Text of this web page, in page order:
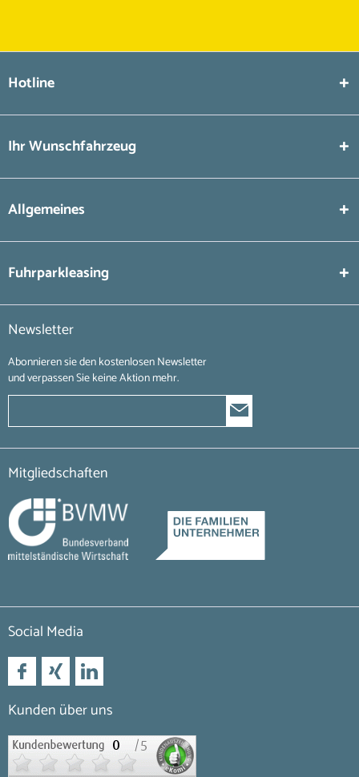
Hotline
Ihr Wunschfahrzeug
Allgemeines
Fuhrparkleasing
Newsletter
Abonnieren sie den kostenlosen Newsletter
und verpassen Sie keine Aktion mehr.
Mitgliedschaften
Social Media
Kunden über uns